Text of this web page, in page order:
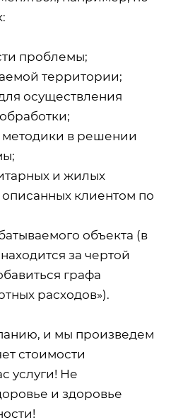
проблемы;
территории;
осуществления
в решении
и жилых
клиентом по
объекта (в
за чертой
графа
расходов»).
и мы произведем
стоимости
услуги! Не
и здоровье